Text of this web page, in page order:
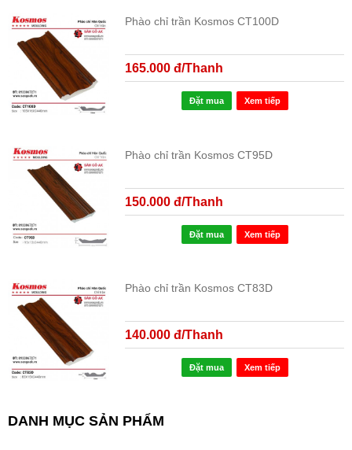
Phào chỉ trần Kosmos CT100D
165.000 đ/Thanh
Đặt mua Xem tiếp
Phào chỉ trần Kosmos CT95D
150.000 đ/Thanh
Đặt mua Xem tiếp
Phào chỉ trần Kosmos CT83D
140.000 đ/Thanh
Đặt mua Xem tiếp
DANH MỤC SẢN PHẨM